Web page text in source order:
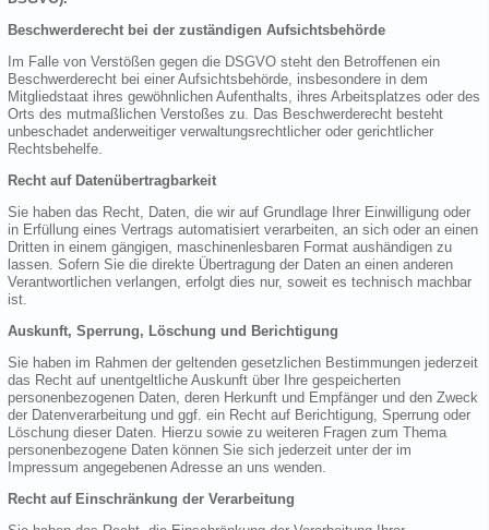
Beschwerderecht bei der zuständigen Aufsichtsbehörde
Im Falle von Verstößen gegen die DSGVO steht den Betroffenen ein
Beschwerderecht bei einer Aufsichtsbehörde, insbesondere in dem
Mitgliedstaat ihres gewöhnlichen Aufenthalts, ihres Arbeitsplatzes oder des
Orts des mutmaßlichen Verstoßes zu. Das Beschwerderecht besteht
unbeschadet anderweitiger verwaltungsrechtlicher oder gerichtlicher
Rechtsbehelfe.
Recht auf Datenübertragbarkeit
Sie haben das Recht, Daten, die wir auf Grundlage Ihrer Einwilligung oder
in Erfüllung eines Vertrags automatisiert verarbeiten, an sich oder an einen
Dritten in einem gängigen, maschinenlesbaren Format aushändigen zu
lassen. Sofern Sie die direkte Übertragung der Daten an einen anderen
Verantwortlichen verlangen, erfolgt dies nur, soweit es technisch machbar
ist.
Auskunft, Sperrung, Löschung und Berichtigung
Sie haben im Rahmen der geltenden gesetzlichen Bestimmungen jederzeit
das Recht auf unentgeltliche Auskunft über Ihre gespeicherten
personenbezogenen Daten, deren Herkunft und Empfänger und den Zweck
der Datenverarbeitung und ggf. ein Recht auf Berichtigung, Sperrung oder
Löschung dieser Daten. Hierzu sowie zu weiteren Fragen zum Thema
personenbezogene Daten können Sie sich jederzeit unter der im
Impressum angegebenen Adresse an uns wenden.
Recht auf Einschränkung der Verarbeitung